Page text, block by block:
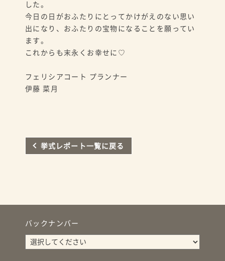
した。
今日の日がおふたりにとってかけがえのない思い
出になり、おふたりの宝物になることを願ってい
ます。
これからも末永くお幸せに♡
フェリシアコート プランナー
伊藤 菜月
挙式レポート一覧に戻る
バックナンバー